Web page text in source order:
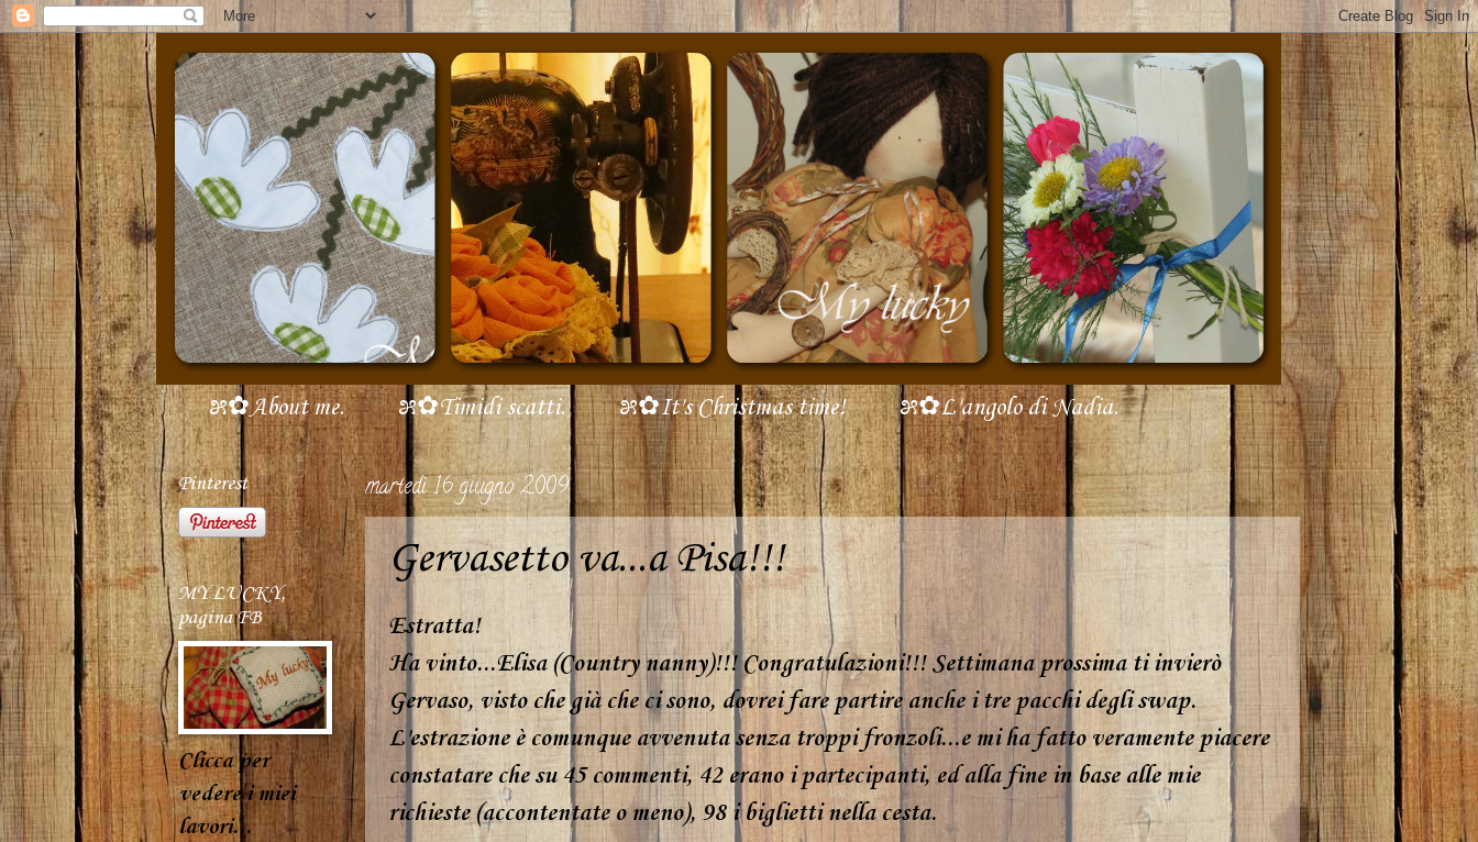
೫✿About me. ೫✿Timidi scatti. ೫✿It's Christmas time! ೫✿L'angolo di Nadia.
martedì 16 giugno 2009
Gervasetto va...a Pisa!!!
Estratta!
Ha vinto...Elisa (Country nanny)!!! Congratulazioni!!! Settimana prossima ti invierò
Gervaso, visto che già che ci sono, dovrei fare partire anche i tre pacchi degli swap.
L'estrazione è comunque avvenuta senza troppi fronzoli...e mi ha fatto veramente piacere
constatare che su 45 commenti, 42 erano i partecipanti, ed alla fine in base alle mie
richieste (accontentate o meno), 98 i biglietti nella cesta.
Pinterest
MY LUCKY,
pagina FB
Clicca per
vedere i miei
lavori...